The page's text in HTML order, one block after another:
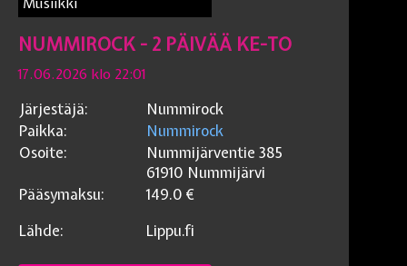
Musiikki
NUMMIROCK - 2 PÄIVÄÄ KE-TO
17.06.2026 klo 22:01
Järjestäjä:
Nummirock
Paikka:
Nummirock
Osoite:
Nummijärventie 385
61910 Nummijärvi
Pääsymaksu:
149.0 €
Lähde:
Lippu.fi